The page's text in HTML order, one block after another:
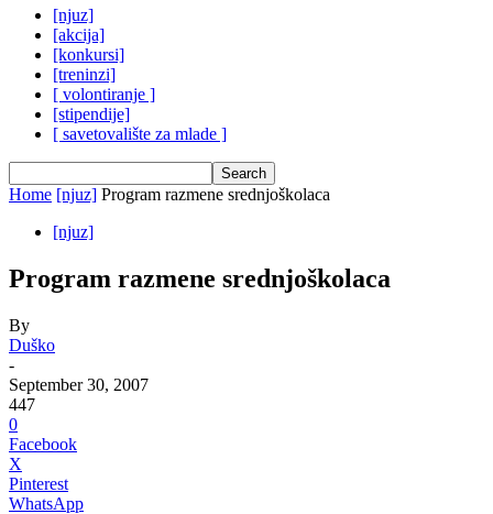
[njuz]
[akcija]
[konkursi]
[treninzi]
[ volontiranje ]
[stipendije]
[ savetovalište za mlade ]
Home [njuz] Program razmene srednjoškolaca
[njuz]
Program razmene srednjoškolaca
By
Duško
-
September 30, 2007
447
0
Facebook
X
Pinterest
WhatsApp